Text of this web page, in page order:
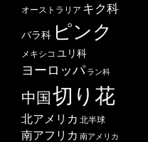
オーストラリア キク科
バラ科 ピンク
メキシコ ユリ科
ヨーロッパ ラン科
中国切り花
北アメリカ 北半球
南アフリカ 南アメリカ